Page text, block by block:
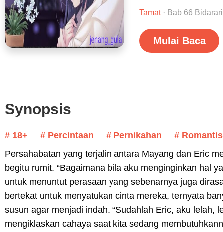
Tamat· Bab 66
Mulai Baca
Synopsis
# 18+ # Percintaan # Pernikahan
# Romantis
Persahabatan yang terjalin antara Mayang dan Eric
begitu rumit. “Bagaimana bila aku menginginkan hal
untuk menuntut perasaan yang sebenarnya juga
bertekat untuk menyatukan cinta mereka, ternyata
susun agar menjadi indah. “Sudahlah Eric, aku lelah,
mengiklaskan cahaya saat kita sedang